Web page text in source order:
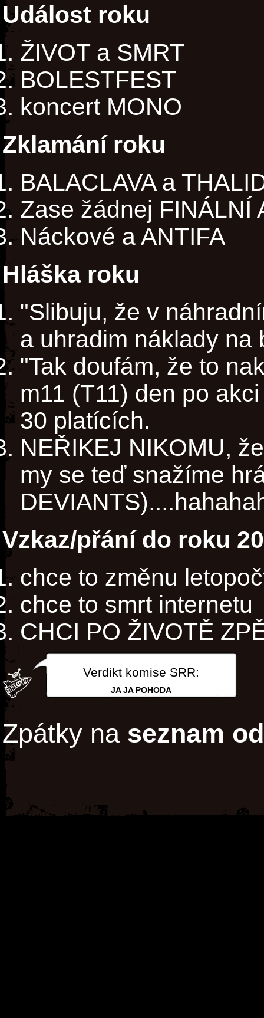
Událost roku
ŽIVOT a SMRT
BOLESTFEST
koncert MONO
Zklamání roku
BALACLAVA a
Zase žádnej FINÁLNÍ
Náckové a ANTIFA
Hláška roku
"Slibuju, že v
a uhradim náklady na
"Tak doufám, že to
m11 (T11) den po
30 platících.
NEŘIKEJ NIKOMU,
my se teď snažíme
Vzkaz/přání do roku
chce to změnu
chce to smrt internetu
CHCI PO ŽIVOTĚ
Verdikt komise SRR:
JA JA POHODA
Zpátky na seznam